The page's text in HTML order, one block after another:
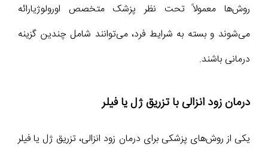
روش‌ها معمولاً تحت نظر پزشک متخصص اورولوژیارائه
می‌شوند و بسته به شرایط فرد، می‌توانند شامل چندین گزینه
درمانی باشند.
درمان زود انزالی با تزریق ژل یا فیلر
یکی از روش‌های پزشکی برای درمان زود انزالی، تزریق ژل یا فیلر